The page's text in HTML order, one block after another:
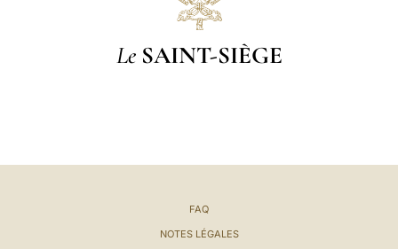
Le SAINT-SIÈGE
FAQ
NOTES LÉGALES